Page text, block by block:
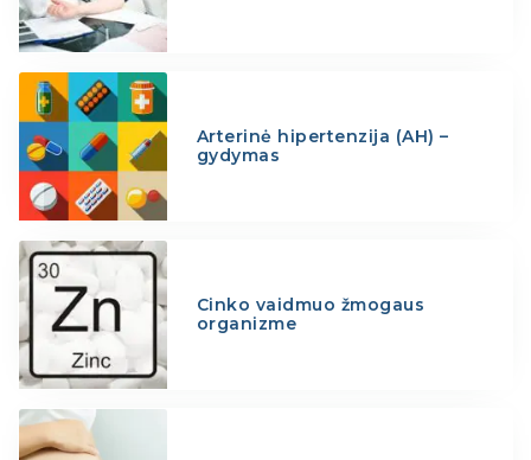
Arterinė hipertenzija (AH) –
gydymas
Cinko vaidmuo žmogaus
organizme